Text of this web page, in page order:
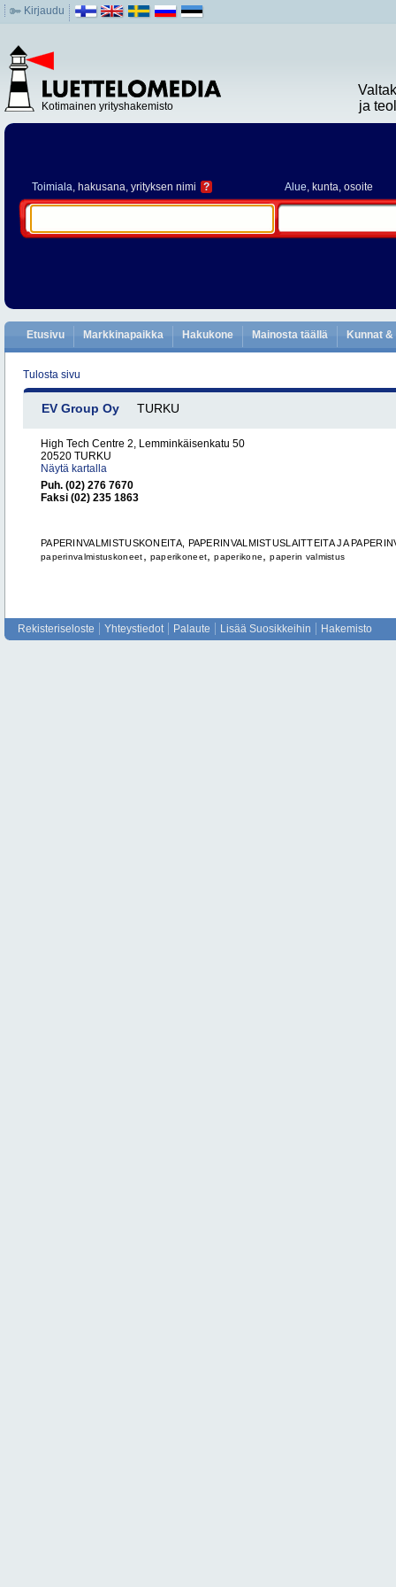
Kirjaudu
Kotimainen yrityshakemisto
ja
Toimiala, hakusana, yrityksen nimi ? Alue, kunta, osoite
Etusivu Markkinapaikka Hakukone Mainosta täällä Kunnat
Tulosta sivu
EV Group Oy TURKU
High Tech Centre 2, Lemminkäisenkatu 50
20520 TURKU
Näytä kartalla
Puh. (02) 276 7670
Faksi (02) 235 1863
PAPERINVALMISTUSKONEITA, PAPERINVALMISTUSLAITTEITA JA
paperinvalmistuskoneet paperikoneet ,paperikone ,paperin valmistus
Rekisteriseloste Yhteystiedot Palaute Lisää Suosikkeihin Hakemisto